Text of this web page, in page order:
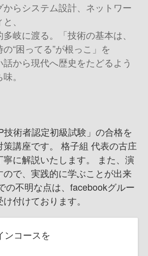
からシステム設計、ネットワー
、
岐に渡る。「技術の基本は、
“困ってる”が根っこ」を
から現代へ歴史をたどるよう
。
技術者認定初級試験」の合格を
策講座です。 格子組 代表の古庄
に解説いたします。 また、演
で、実践的に学ぶことが出来
の不明な点は、facebookグルー
付けております。
ンコースを